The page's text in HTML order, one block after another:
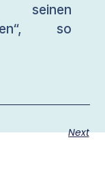
so
Next